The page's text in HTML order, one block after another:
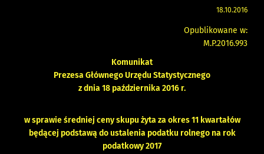
18.10.2016
Opublikowane w:
M.P.2016.993
Komunikat
Prezesa Głównego Urzędu Statystycznego
z dnia 18 października 2016 r.
w sprawie średniej ceny skupu żyta za okres 11 kwartałów
będącej podstawą do ustalenia podatku rolnego na rok
podatkowy 2017